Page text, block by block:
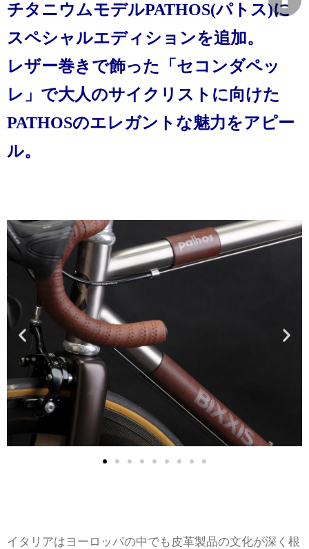
チタニウムモデルPATHOS(パトス)に
スペシャルエディションを追加。
レザー巻きで飾った「セコンダペッ
レ」で大人のサイクリストに向けた
PATHOSのエレガントな魅力をアピー
ル。
イタリアはヨーロッパの中でも皮革製品の文化が深く根